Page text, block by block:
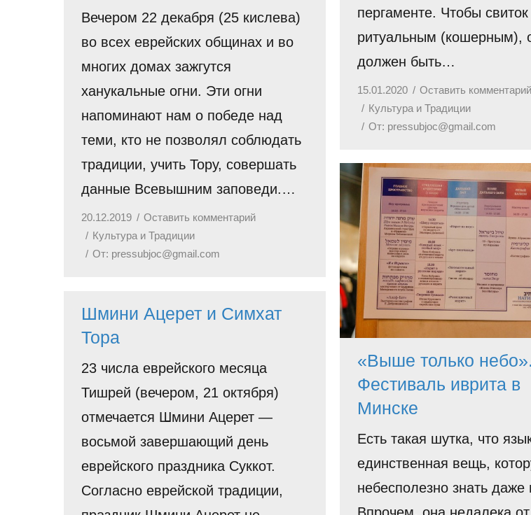
пергаменте. Чтобы
ритуальным (кошерным),
должен быть…
15.01.2020
Оставить комментарий
Культура и Традиции
От: pressubjoc@gmail.com
Вечером 22 декабря (25 кислева)
во всех еврейских общинах и во
многих домах зажгутся
ханукальные огни. Эти огни
напоминают нам о победе над
теми, кто не позволял соблюдать
традиции, учить Тору, совершать
данные Всевышним заповеди.…
20.12.2019
Оставить комментарий
Культура и Традиции
От: pressubjoc@gmail.com
«Выше только небо».
Фестиваль иврита в
Минске
Есть такая шутка, что
единственная вещь,
небесполезно знать даже
Впрочем, она недалека
Шмини Ацерет и Симхат
Тора
23 числа еврейского месяца
Тишрей (вечером, 21 октября)
отмечается Шмини Ацерет —
восьмой завершающий день
еврейского праздника Суккот.
Согласно еврейской традиции,